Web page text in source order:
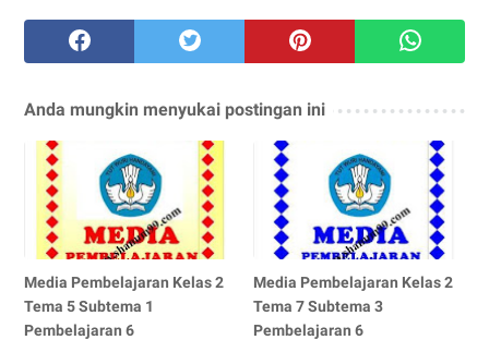
Anda mungkin menyukai postingan ini
Media Pembelajaran Kelas 2
Tema 5 Subtema 1
Pembelajaran 6
Media Pembelajaran Kelas 2
Tema 7 Subtema 3
Pembelajaran 6